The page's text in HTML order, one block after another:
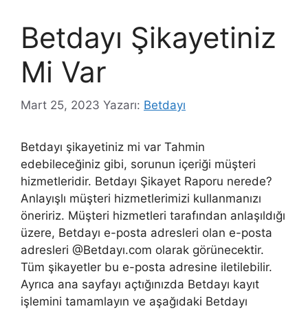
Betdayı Şikayetiniz
Mi Var
Mart 25, 2023 Yazarı: Betdayı
Betdayı şikayetiniz mi var Tahmin
edebileceğiniz gibi, sorunun içeriği müşteri
hizmetleridir. Betdayı Şikayet Raporu nerede?
Anlayışlı müşteri hizmetlerimizi kullanmanızı
öneririz. Müşteri hizmetleri tarafından anlaşıldığı
üzere, Betdayı e-posta adresleri olan e-posta
adresleri @Betdayı.com olarak görünecektir.
Tüm şikayetler bu e-posta adresine iletilebilir.
Ayrıca ana sayfayı açtığınızda Betdayı kayıt
işlemini tamamlayın ve aşağıdaki Betdayı